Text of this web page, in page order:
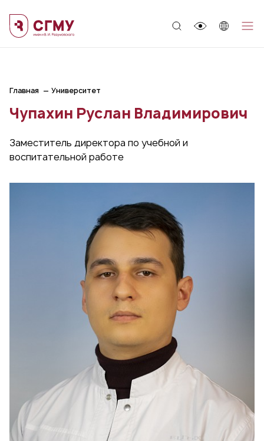
Главная Университет
Чупахин Руслан Владимирович
Заместитель директора по учебной и
воспитательной работе